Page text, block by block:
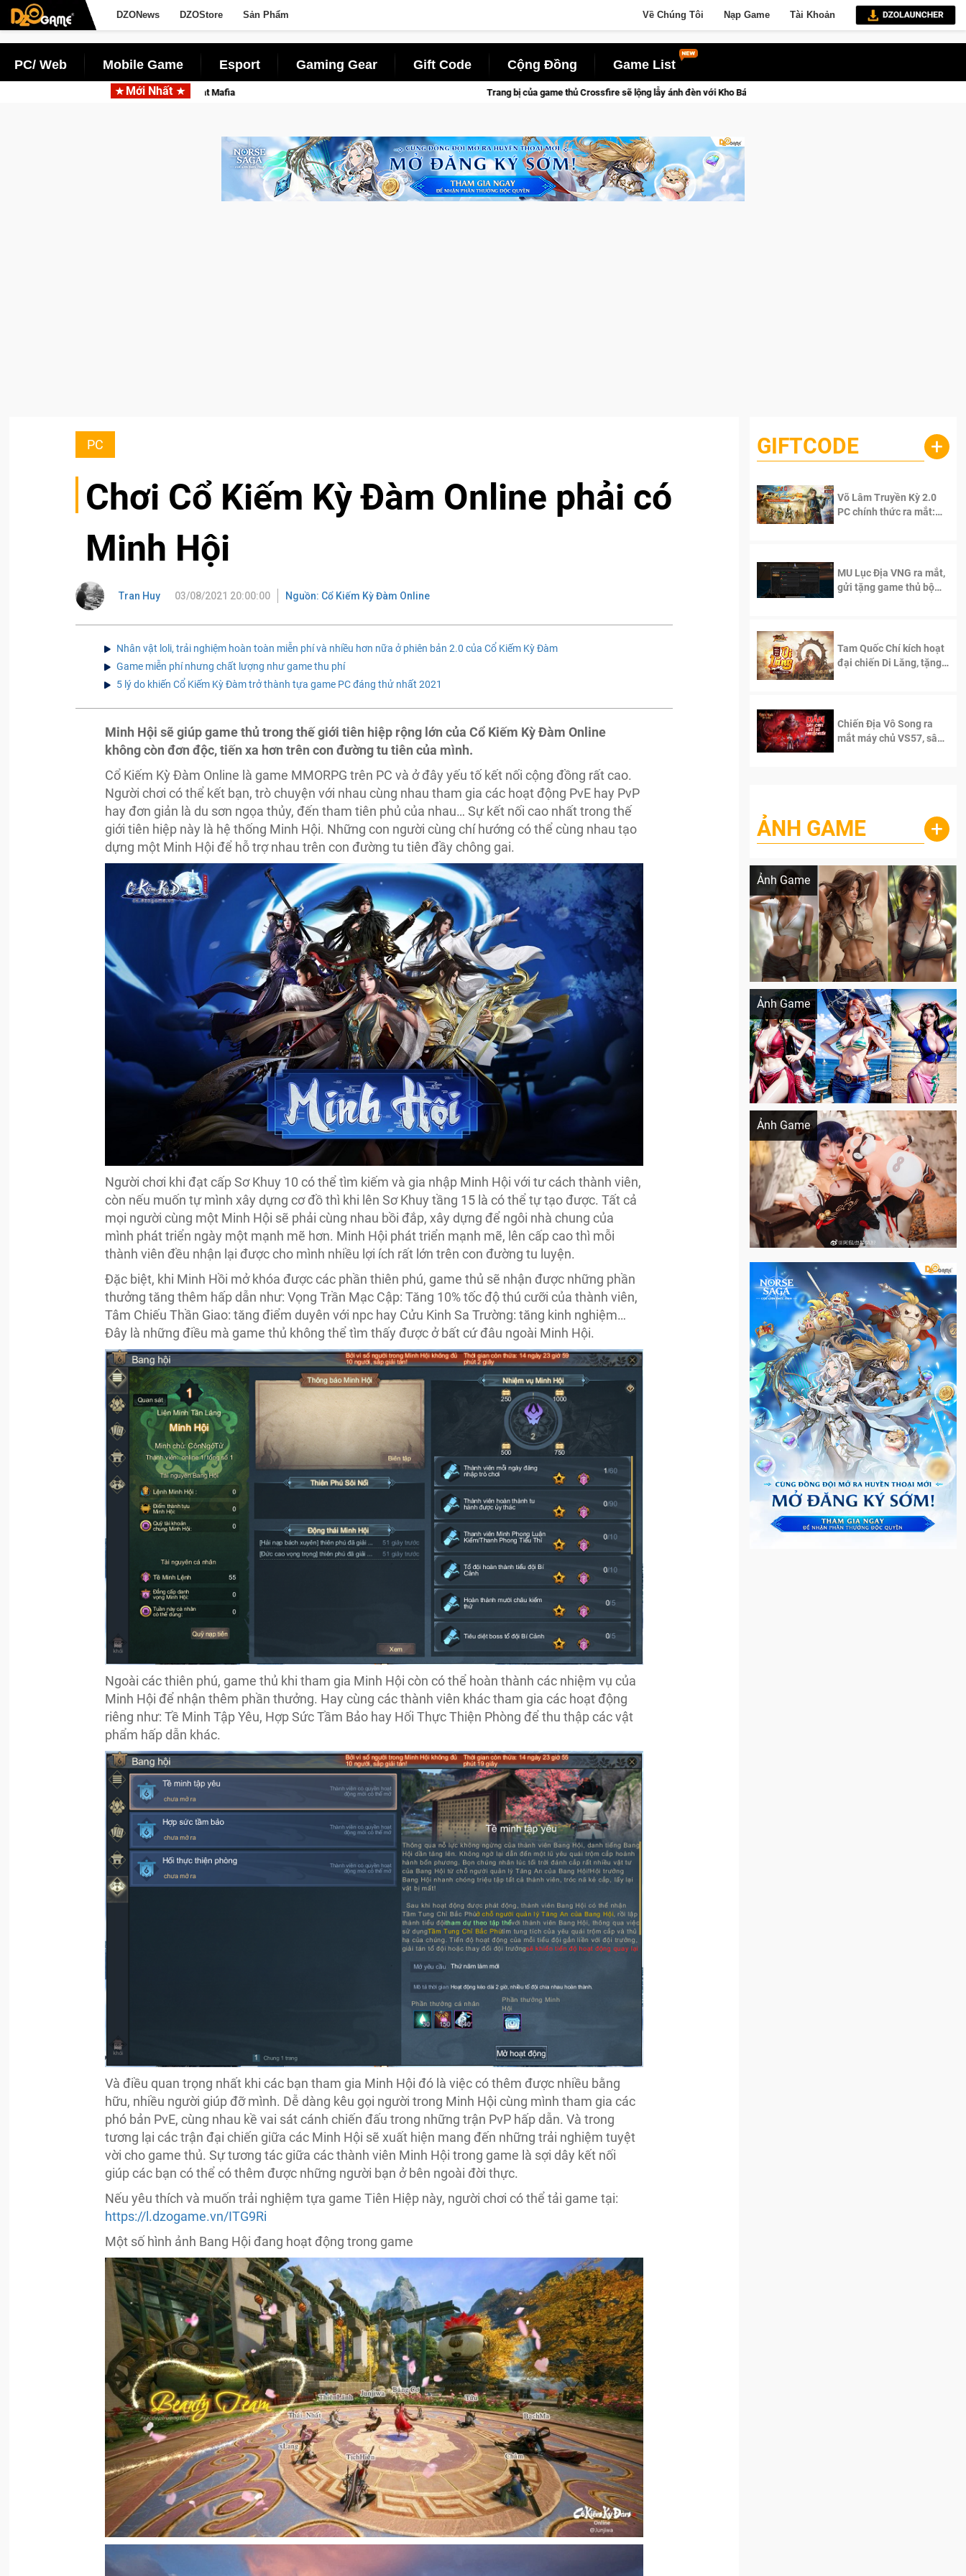
DZONews DZOStore Sản Phẩm Về Chúng Tôi Nạp Game Tài Khoản
PC/ Web Mobile Game Esport Gaming Gear Gift Code Cộng Đồng Game List
Mới Nhất Trang bị của game thủ Crossfire sẽ lộng lẫy ánh đèn với Kho Báu Hoàng Gia Sapphire Neon Punk
PC
Chơi Cổ Kiếm Kỳ Đàm Online phải có
Minh Hội
Tran Huy 03/08/2021 20:00:00 Nguồn: Cổ Kiếm Kỳ Đàm Online
Nhân vật loli, trải nghiệm hoàn toàn miễn phí và nhiều hơn nữa ở phiên bản 2.0 của Cổ Kiếm Kỳ Đàm
Game miễn phí nhưng chất lượng như game thu phí
5 lý do khiến Cổ Kiếm Kỳ Đàm trở thành tựa game PC đáng thử nhất 2021
Minh Hội sẽ giúp game thủ trong thế giới tiên hiệp rộng lớn của Cổ Kiếm Kỳ Đàm Online
không còn đơn độc, tiến xa hơn trên con đường tu tiên của mình.
Cổ Kiếm Kỳ Đàm Online là game MMORPG trên PC và ở đây yếu tố kết nối cộng đồng rất cao.
Người chơi có thể kết bạn, trò chuyện với nhau cùng nhau tham gia các hoạt động PvE hay PvP
hay đơn giản là du sơn ngọa thủy, đến tham tiên phủ của nhau… Sự kết nối cao nhất trong thế
giới tiên hiệp này là hệ thống Minh Hội. Những con người cùng chí hướng có thể cùng nhau tạo
dựng một Minh Hội để hỗ trợ nhau trên con đường tu tiên đầy chông gai.
Người chơi khi đạt cấp Sơ Khuy 10 có thể tìm kiếm và gia nhập Minh Hội với tư cách thành viên,
còn nếu muốn tự mình xây dựng cơ đồ thì khi lên Sơ Khuy tầng 15 là có thể tự tạo được. Tất cả
mọi người cùng một Minh Hội sẽ phải cùng nhau bồi đắp, xây dựng để ngôi nhà chung của
mình phát triển ngày một mạnh mẽ hơn. Minh Hội phát triển mạnh mẽ, lên cấp cao thì mỗi
thành viên đều nhận lại được cho mình nhiều lợi ích rất lớn trên con đường tu luyện.
Đặc biệt, khi Minh Hồi mở khóa được các phần thiên phú, game thủ sẽ nhận được những phần
thưởng tăng thêm hấp dẫn như: Vọng Trần Mạc Cập: Tăng 10% tốc độ thú cưỡi của thành viên,
Tâm Chiếu Thần Giao: tăng điểm duyên với npc hay Cửu Kinh Sa Trường: tăng kinh nghiệm…
Đây là những điều mà game thủ không thể tìm thấy được ở bất cứ đâu ngoài Minh Hội.
Ngoài các thiên phú, game thủ khi tham gia Minh Hội còn có thể hoàn thành các nhiệm vụ của
Minh Hội để nhận thêm phần thưởng. Hay cùng các thành viên khác tham gia các hoạt động
riêng như: Tề Minh Tập Yêu, Hợp Sức Tầm Bảo hay Hối Thực Thiện Phòng để thu thập các vật
phẩm hấp dẫn khác.
Và điều quan trọng nhất khi các bạn tham gia Minh Hội đó là việc có thêm được nhiều bằng
hữu, nhiều người giúp đỡ mình. Dễ dàng kêu gọi người trong Minh Hội cùng mình tham gia các
phó bản PvE, cùng nhau kề vai sát cánh chiến đấu trong những trận PvP hấp dẫn. Và trong
tương lại các trận đại chiến giữa các Minh Hội sẽ xuất hiện mang đến những trải nghiệm tuyệt
vời cho game thủ. Sự tương tác giữa các thành viên Minh Hội trong game là sợi dây kết nối
giúp các bạn có thể có thêm được những người bạn ở bên ngoài đời thực.
Nếu yêu thích và muốn trải nghiệm tựa game Tiên Hiệp này, người chơi có thể tải game tại:
https://l.dzogame.vn/ITG9Ri
Một số hình ảnh Bang Hội đang hoạt động trong game
GIFTCODE +
Võ Lâm Truyền Kỳ 2.0
PC chính thức ra mắt:
MU Lục Địa VNG ra mắt,
gửi tặng game thủ bộ
Tam Quốc Chí kích hoạt
đại chiến Di Lăng, tặng
Chiến Địa Vô Song ra
mắt máy chủ VS57, sân
ẢNH GAME +
Ảnh Game
Lala Croft vừa nóng vừa xinh dưới nét vẽ
Ảnh Game
Khi AI Cosplay gái đẹp One Piece
Ảnh Game
Cosplay Xiangling siêu cute